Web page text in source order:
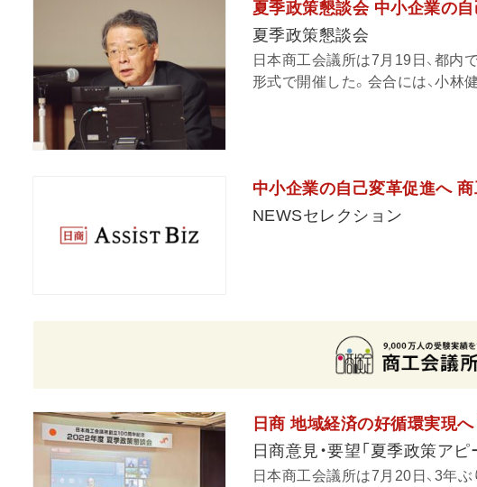
夏季政策懇談会 中小企業の
夏季政策懇談会
日本商工会議所は7月19日、都内
形式で開催した。会合には、小林
中小企業の自己変革促進へ 商
NEWSセレクション
日商 地域経済の好循環実現
日商意見・要望「夏季政策アピ
日本商工会議所は7月20日、3年